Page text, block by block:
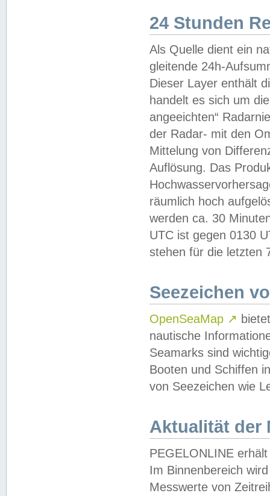
24 Stunden
Als Quelle dient ein
gleitende 24h-
Dieser Layer enthält
handelt es sich um
angeeichten“
der Radar- mit den
Mittelung von
Auflösung. Das
räumlich hoch
werden ca. 30
UTC ist gegen 0130
stehen für die letzten
Seezeichen
OpenSeaMap ↗
nautische
Seamarks sind
Booten und Schiffen
von Seezeichen wie
Aktualität der
PEGELONLINE
Im Binnenbereich
Messwerte von